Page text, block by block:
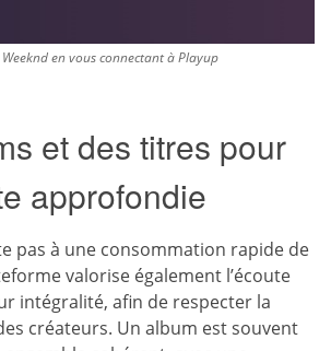
en vous connectant à Playup
et des titres pour
approfondie
pas à une consommation rapide de
valorise également l’écoute
intégralité, afin de respecter la
créateurs. Un album est souvent